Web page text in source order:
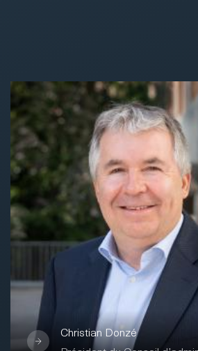
Christian Donzé
Président du Conseil
Vice-Président de la
Banque Cantonale du Valais,
Membre de la Direction
depuis 2014, responsable de
Finance et Crédits, il est
Présidence de la Direction
janvier 2021.
Christian Donzé